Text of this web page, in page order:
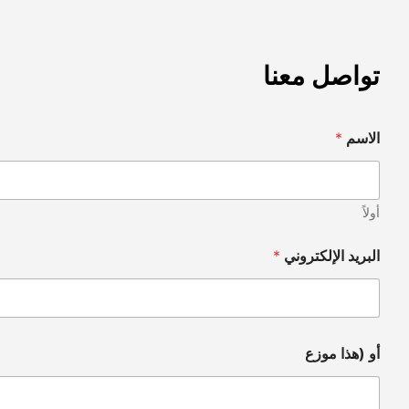
تواصل معنا
الاسم *
أولاً
البريد الإلكتروني *
أو (هذا موزع